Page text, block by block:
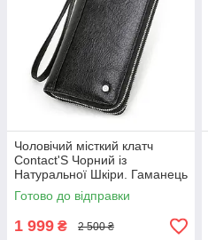
Чоловічий місткий клатч
Contact'S Чорний із
Натуральної Шкіри. Гаманець
портмоне з натуральної
шкіри
Готово до відправки
1 999 ₴ 2 500 ₴